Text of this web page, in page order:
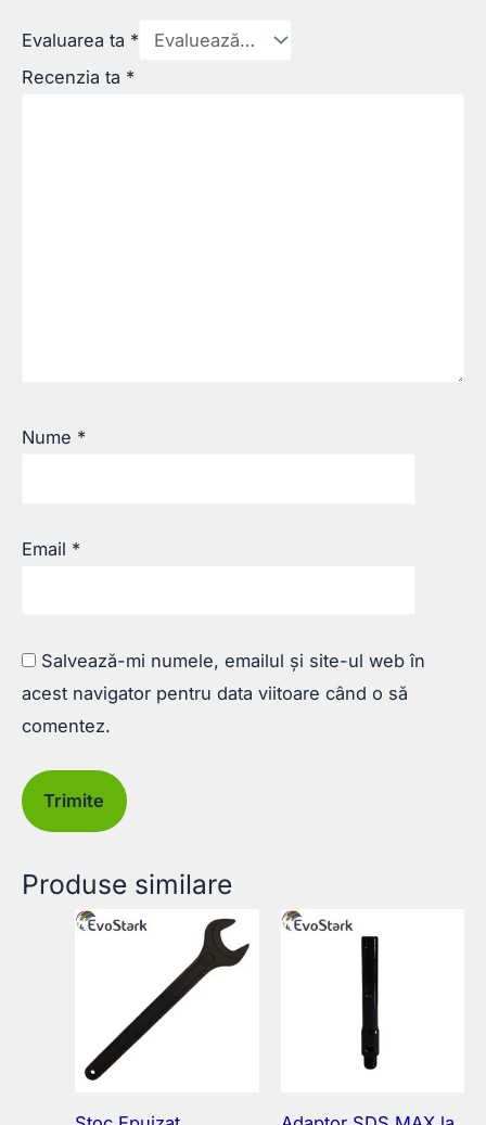
Evaluarea ta *
Recenzia ta *
Nume *
Email *
Salvează-mi numele, emailul și site-ul web în
acest navigator pentru data viitoare când o să
comentez.
Produse similare